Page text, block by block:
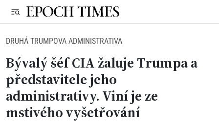
DRUHÁ TRUMPOVA ADMINISTRATIVA
Bývalý šéf CIA žaluje Trumpa a
představitele jeho
administrativy. Viní je ze
mstivého vyšetřování